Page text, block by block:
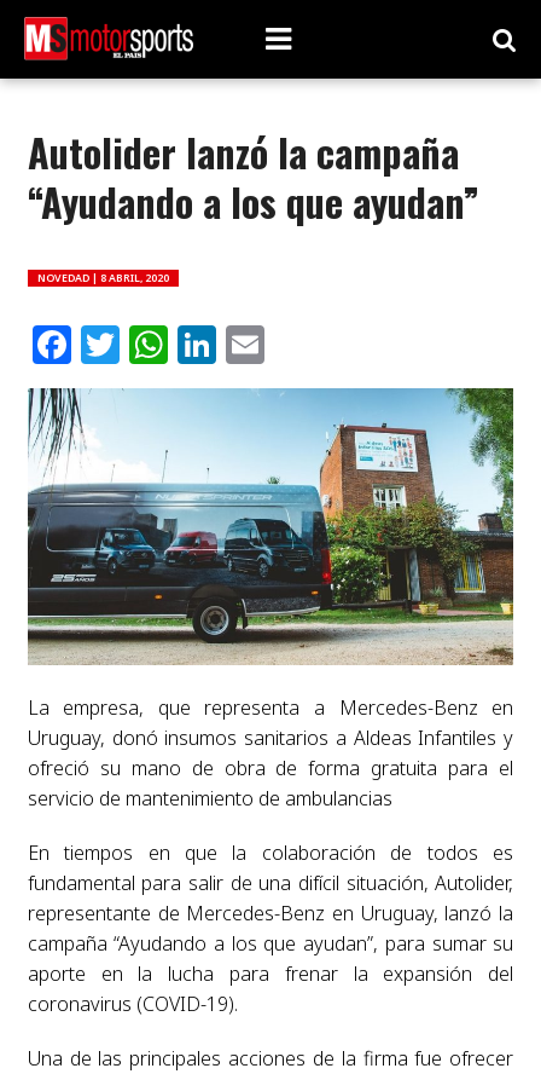
Autolider lanzó la campaña
“Ayudando a los que ayudan”
NOVEDAD | 8 ABRIL, 2020
Facebook
Twitter
WhatsApp
LinkedIn
Email
La empresa, que representa a Mercedes-Benz en
Uruguay, donó insumos sanitarios a Aldeas Infantiles y
ofreció su mano de obra de forma gratuita para el
servicio de mantenimiento de ambulancias
En tiempos en que la colaboración de todos es
fundamental para salir de una difícil situación, Autolider,
representante de Mercedes-Benz en Uruguay, lanzó la
campaña “Ayudando a los que ayudan”, para sumar su
aporte en la lucha para frenar la expansión del
coronavirus (COVID-19).
Una de las principales acciones de la firma fue ofrecer